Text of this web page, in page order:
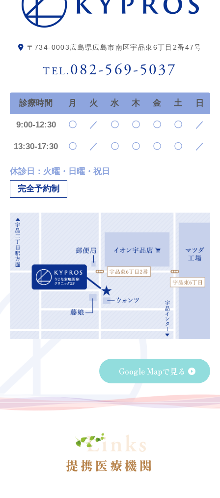
〒734-0003広島県広島市南区宇品東6丁目2番47号
TEL.082-569-5037
診療時間 月 火 水 木 金 土 日
9:00-12:30 〇 ／ 〇 〇 〇 〇 ／
13:30-17:30 〇 ／ 〇 〇 〇 〇 ／
休診日：火曜・日曜・祝日
完全予約制
Google Mapで見る
提携医療機関